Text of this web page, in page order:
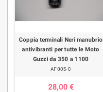
Coppia terminali Neri manubrio
antivibranti per tutte le Moto
Guzzi da 350 a 1100
AF005-0
28,00 €